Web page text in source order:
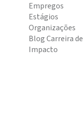
Empregos
Estágios
Organizações
Blog Carreira de
Impacto